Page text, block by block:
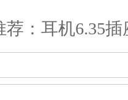
荐：耳机6.35